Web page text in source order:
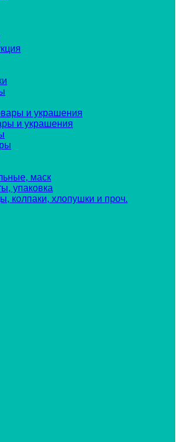
и украшения
маск
упаковка
колпаки, хлопушки и проч.